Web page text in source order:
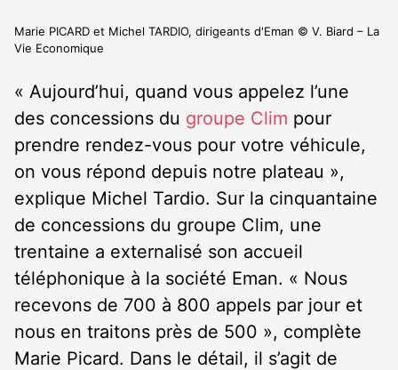
Marie PICARD et Michel TARDIO, dirigeants d'Eman © V. Biard – La
Vie Economique
« Aujourd’hui, quand vous appelez l’une
des concessions du groupe Clim pour
prendre rendez-vous pour votre véhicule,
on vous répond depuis notre plateau »,
explique Michel Tardio. Sur la cinquantaine
de concessions du groupe Clim, une
trentaine a externalisé son accueil
téléphonique à la société Eman. « Nous
recevons de 700 à 800 appels par jour et
nous en traitons près de 500 », complète
Marie Picard. Dans le détail, il s’agit de